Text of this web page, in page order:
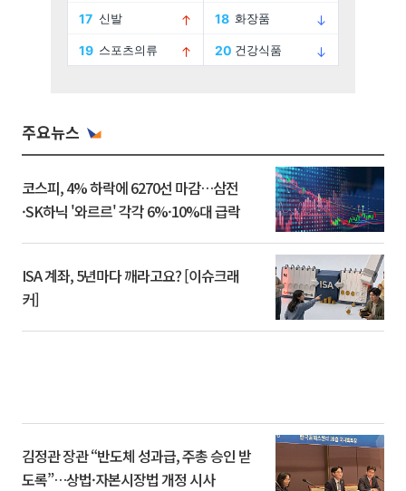
주요뉴스
코스피, 4% 하락에 6270선 마감…삼전
·SK하닉 '와르르' 각각 6%·10%대 급락
ISA 계좌, 5년마다 깨라고요? [이슈크래
커]
김정관 장관 “반도체 성과급, 주총 승인 받
도록”…상법·자본시장법 개정 시사